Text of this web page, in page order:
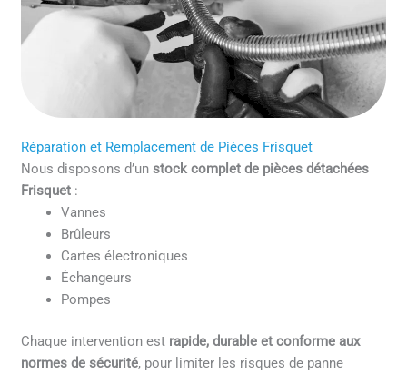
Réparation et Remplacement de Pièces Frisquet
Nous disposons d’unstock complet de pièces détachées
Frisquet :
Vannes
Brûleurs
Cartes électroniques
Échangeurs
Pompes
Chaque intervention est rapide, durable et conforme aux
normes de sécurité, pour limiter les risques de panne